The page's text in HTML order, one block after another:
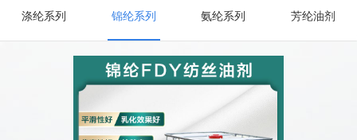
涤纶系列 锦纶系列 氨纶系列 芳纶油剂